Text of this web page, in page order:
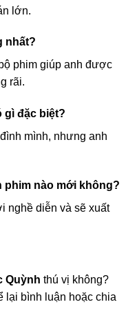
lớn.
nhất?
phim giúp anh được
rãi.
gì đặc biệt?
mình, nhưng anh
phim nào mới không?
nghề diễn và sẽ xuất
Quỳnh thú vị không?
lại bình luận hoặc chia